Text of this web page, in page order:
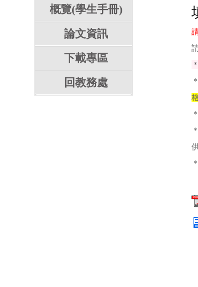
概覽(學生手冊)
論文資訊
下載專區
回教務處
＊